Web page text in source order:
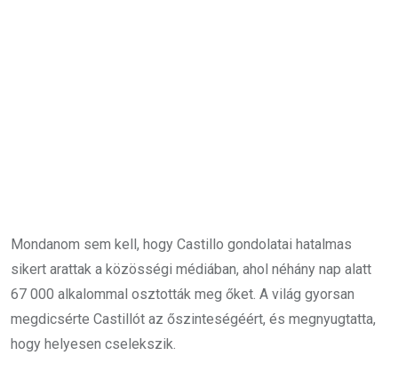
Mondanom sem kell, hogy Castillo gondolatai hatalmas
sikert arattak a közösségi médiában, ahol néhány nap alatt
67 000 alkalommal osztották meg őket. A világ gyorsan
megdicsérte Castillót az őszinteségéért, és megnyugtatta,
hogy helyesen cselekszik.